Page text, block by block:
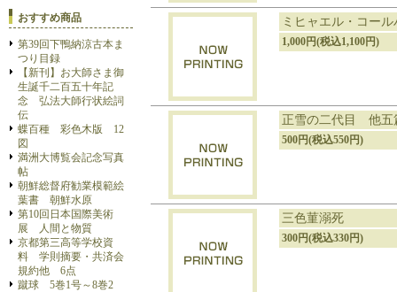
おすすめ商品
第39回下鴨納涼古本ま
つり目録
【新刊】お大師さま御
生誕千二百五十年記
念 弘法大師行状絵詞
伝
蝶百種 彩色木版 12
図
満洲大博覧会記念写真
帖
朝鮮総督府勧業模範絵
葉書 朝鮮水原
第10回日本国際美術
展 人間と物質
京都第三高等学校資
料 学則摘要・共済会
規約他 6点
蹴球 5巻1号～8巻2
ミヒャエル・コー
1,000円(税込1,100円)
正雪の二代目 他五
500円(税込550円)
三色菫溺死
300円(税込330円)